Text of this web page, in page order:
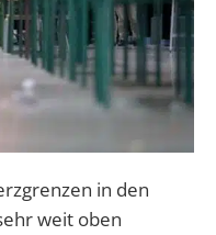
in den
weit oben